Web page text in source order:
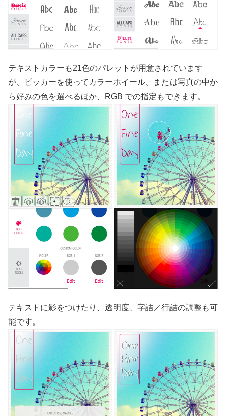
テキストカラーも21色のパレットが用意されています
が、ピッカーを使ってカラーホイール、または写真の中か
ら好みの色を選べるほか、RGB での指定もできます。
テキストに影をつけたり、透明度、字詰／行詰の調整も可
能です。